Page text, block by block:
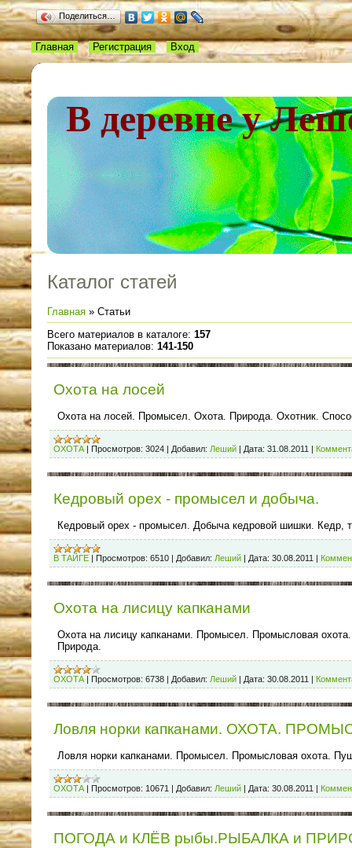
Поделиться…
В деревне у
Главная Регистрация Вход
Каталог статей
Главная » Статьи
Всего материалов в каталоге: 157
Показано материалов: 141-150
Охота на лосей
Охота на лосей. Промысел. Охота. Природа. Охотник.
ОХОТА Просмотров: 3024 Добавил: Леший Дата: 31.08.2011
Кедровый орех - промысел и добыча.
Кедровый орех - промысел. Добыча кедровой шишки. Кедр,
В ТАЙГЕ Просмотров: 6510 Добавил: Леший Дата: 30.08.2011
Охота на лисицу капканами
Охота на лисицу капканами. Промысел. Промысловая
Природа.
ОХОТА Просмотров: 6738 Добавил: Леший Дата: 30.08.2011
Ловля норки капканами. ОХОТА.
Ловля норки капканами. Промысел. Промысловая охота.
ОХОТА Просмотров: 10671 Добавил: Леший Дата: 30.08.2011
ПОГОДА и КЛЁВ рыбы.РЫБАЛКА и